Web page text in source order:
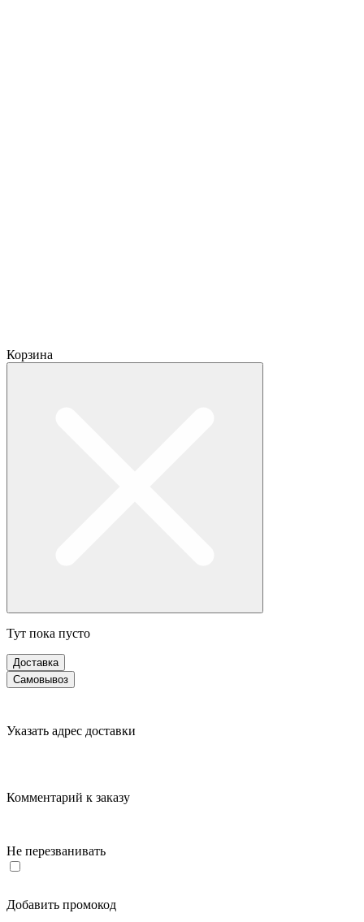
Корзина
Тут пока пусто
Доставка
Самовывоз
Указать адрес доставки
Комментарий к заказу
Не перезванивать
Добавить промокод